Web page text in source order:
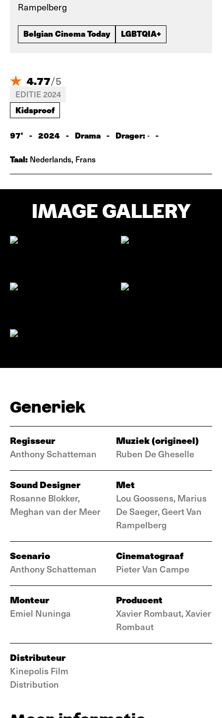
Rampelberg
Belgian Cinema Today LGBTQIA+
4.77/5
EDITIE 2024
Kidsproof
97' - 2024 - Drama - Drager:- -
Taal: Nederlands, Frans
IMAGE GALLERY
Generiek
Regisseur
Anthony Schatteman
Muziek (origineel)
Ruben De Gheselle
Sound Designer
Rosanne Blokker,
Meghan van der Meer
Met
Lou Goossens, Marius
De Saeger, Geert Van
Rampelberg
Scenario
Anthony Schatteman
Cinematograaf
Pieter Van Campe
Monteur
Emiel Nuninga
Producent
Xavier Rombaut, Xavier
Rombaut
Distributeur
Kinepolis Film
Distribution